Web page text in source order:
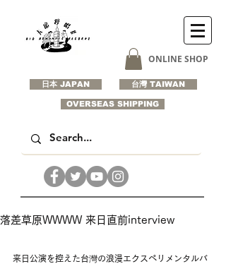
日本 JAPAN
ONLINE SHOP
台灣 TAIWAN
OVERSEAS SHIPPING
落差草原WWWW 来日直前interview
来日公演を控えた台灣の浪漫エクスペリメンタルバ